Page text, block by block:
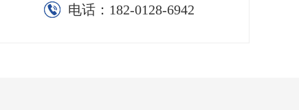
电话： 182-0128-6942